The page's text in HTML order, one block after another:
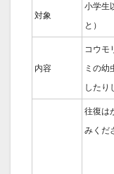
対象
小学生
と）
内容
コウモ
ミの幼
したり
往復は
みくだ